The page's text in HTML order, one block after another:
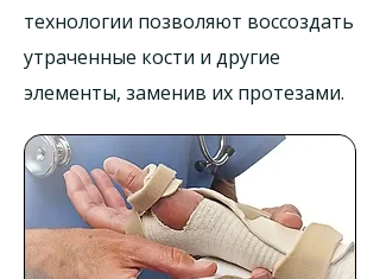
технологии позволяют воссоздать
утраченные кости и другие
элементы, заменив их протезами.